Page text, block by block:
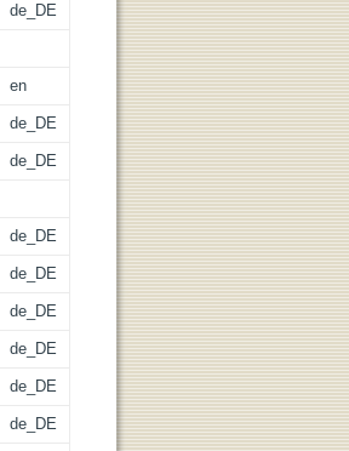
de_DE
en
de_DE
de_DE
de_DE
de_DE
de_DE
de_DE
de_DE
de_DE